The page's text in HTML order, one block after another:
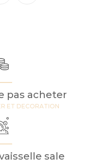
pas acheter
ET DECORATION
sale